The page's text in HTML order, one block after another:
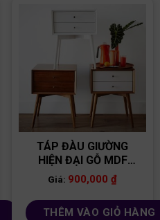
TÁP ĐÀU GIƯỜNG
HIỆN ĐẠI GỖ MDF
TĐG05
Giá: 900,000₫
THÊM VÀO GIỎ HÀNG